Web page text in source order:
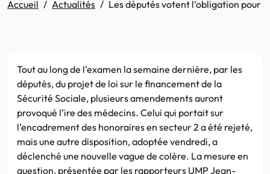
Accueil Actualités Les députés votent l’obligation pour
Tout au long de l’examen la semaine dernière, par les
députés, du projet de loi sur le financement de la
Sécurité Sociale, plusieurs amendements auront
provoqué l’ire des médecins. Celui qui portait sur
l’encadrement des honoraires en secteur 2 a été rejeté,
mais une autre disposition, adoptée vendredi, a
déclenché une nouvelle vague de colère. La mesure en
question, présentée par les rapporteurs UMP Jean-